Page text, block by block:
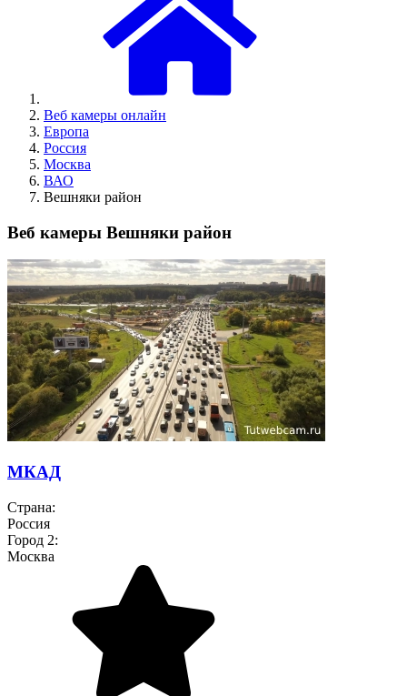
Веб камеры онлайн
Европа
Россия
Москва
ВАО
Вешняки район
Веб камеры Вешняки район
МКАД
Страна:
Россия
Город 2:
Москва